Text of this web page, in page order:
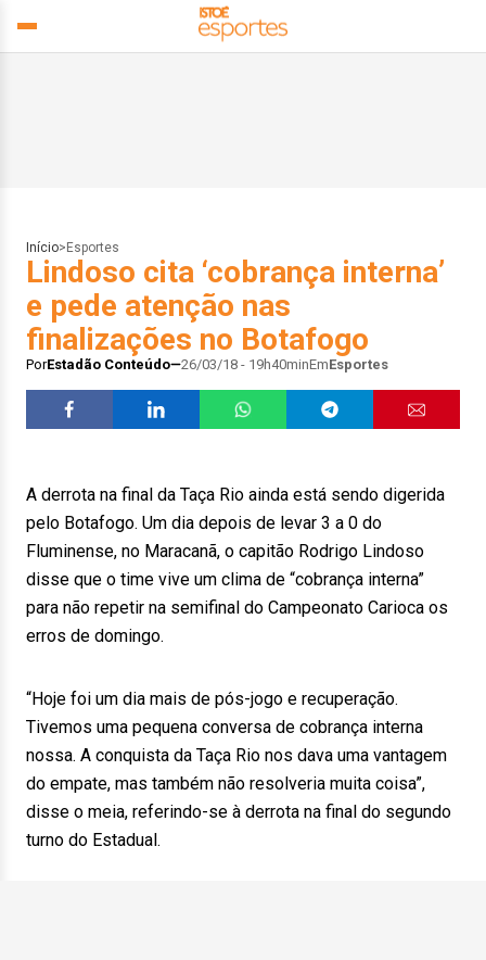
Início> Esportes
Lindoso cita ‘cobrança interna’
e pede atenção nas
finalizações no Botafogo
PorEstadão Conteúdo 26/03/18 - 19h40minEmEsportes
A derrota na final da Taça Rio ainda está sendo digerida
pelo Botafogo. Um dia depois de levar 3 a 0 do
Fluminense, no Maracanã, o capitão Rodrigo Lindoso
disse que o time vive um clima de “cobrança interna”
para não repetir na semifinal do Campeonato Carioca os
erros de domingo.
“Hoje foi um dia mais de pós-jogo e recuperação.
Tivemos uma pequena conversa de cobrança interna
nossa. A conquista da Taça Rio nos dava uma vantagem
do empate, mas também não resolveria muita coisa”,
disse o meia, referindo-se à derrota na final do segundo
turno do Estadual.